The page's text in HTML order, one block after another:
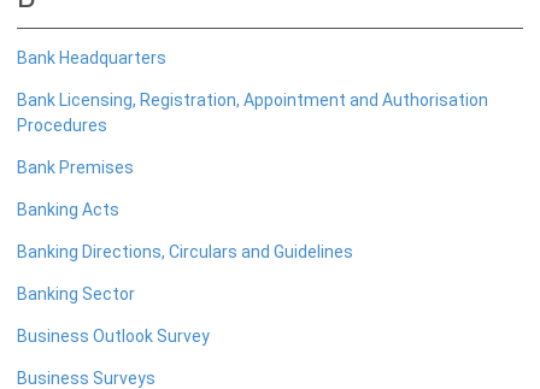
எக்ஸ்டர் அறிக்கை
Bank Headquarters
Bank Licensing, Registration, Appointment and Authorisation
Procedures
Bank Premises
Banking Acts
Banking Directions, Circulars and Guidelines
Banking Sector
Business Outlook Survey
Business Surveys